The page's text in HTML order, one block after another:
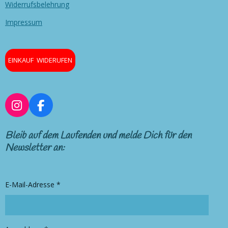
Widerrufsbelehrung
Impressum
EINKAUF WIDERUFEN
I
n
s
t
a
a
F
a
c
e
b
k
Bleib auf dem Laufenden und melde Dich für den
Newsletter an:
E-Mail-Adresse *